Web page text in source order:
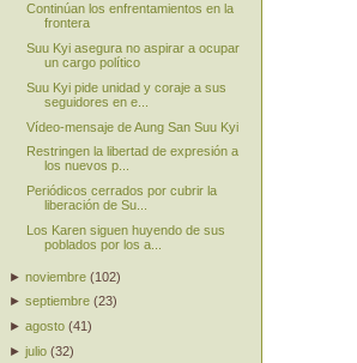
Continúan los enfrentamientos en la
frontera
Suu Kyi asegura no aspirar a ocupar
un cargo político
Suu Kyi pide unidad y coraje a sus
seguidores en e...
Vídeo-mensaje de Aung San Suu Kyi
Restringen la libertad de expresión a
los nuevos p...
Periódicos cerrados por cubrir la
liberación de Su...
Los Karen siguen huyendo de sus
poblados por los a...
►noviembre (102)
►septiembre (23)
►agosto (41)
►julio (32)